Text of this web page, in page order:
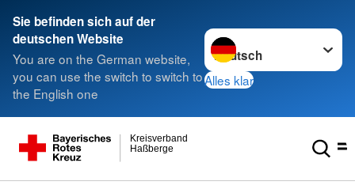
Sie befinden sich auf der
deutschen Website
You are on the German website,
you can use the switch to switch to
the English one
Sprache wechseln zu
Alles klar
Haßberge
Kreisverband